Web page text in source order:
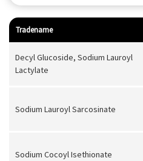
Tradename
Decyl Glucoside, Sodium Lauroyl
Lactylate
Sodium Lauroyl Sarcosinate
Sodium Cocoyl Isethionate